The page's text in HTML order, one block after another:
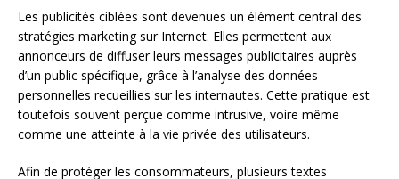
Les publicités ciblées sont devenues un élément central des
stratégies marketing sur Internet. Elles permettent aux
annonceurs de diffuser leurs messages publicitaires auprès
d’un public spécifique, grâce à l’analyse des données
personnelles recueillies sur les internautes. Cette pratique est
toutefois souvent perçue comme intrusive, voire même
comme une atteinte à la vie privée des utilisateurs.
Afin de protéger les consommateurs, plusieurs textes